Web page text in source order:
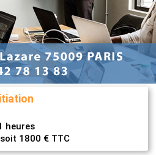
contacter
heures
1800 € TTC